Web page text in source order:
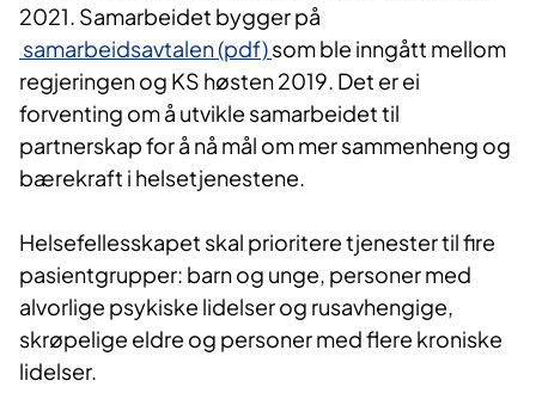
2021. Samarbeidet bygger på
samarbeidsavtalen (pdf)som ble inngått mellom
regjeringen og KS høsten 2019. Det er ei
forventing om å utvikle samarbeidet til
partnerskap for å nå mål om mer sammenheng og
bærekraft i helsetjenestene.
Helsefellesskapet skal prioritere tjenester til fire
pasientgrupper: barn og unge, personer med
alvorlige psykiske lidelser og rusavhengige,
skrøpelige eldre og personer med flere kroniske
lidelser.